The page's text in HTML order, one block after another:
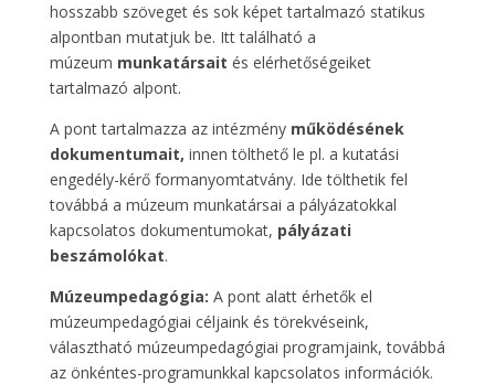
hosszabb szöveget és sok képet tartalmazó statikus
alpontban mutatjuk be. Itt található a
múzeum munkatársait és elérhetőségeiket
tartalmazó alpont.
A pont tartalmazza az intézmény működésének
dokumentumait, innen tölthető le pl. a kutatási
engedély-kérő formanyomtatvány. Ide tölthetik fel
továbbá a múzeum munkatársai a pályázatokkal
kapcsolatos dokumentumokat, pályázati
beszámolókat.
Múzeumpedagógia: A pont alatt érhetők el
múzeumpedagógiai céljaink és törekvéseink,
választható múzeumpedagógiai programjaink, továbbá
az önkéntes-programunkkal kapcsolatos információk.